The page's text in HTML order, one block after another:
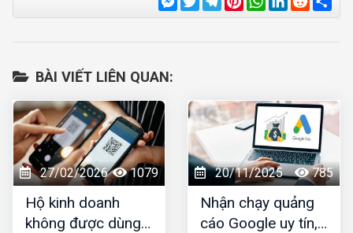
BÀI VIẾT LIÊN QUAN:
27/02/2026 1079
Hộ kinh doanh
không được dùng
20/11/2025 785
Nhận chạy quảng
cáo Google uy tín,